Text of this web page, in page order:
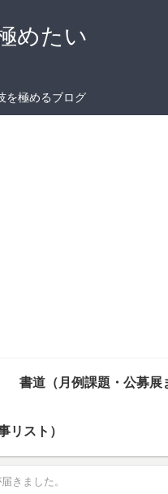
めたい
を極めるブログ
書道（月例課題・公募展
リスト）
きました。